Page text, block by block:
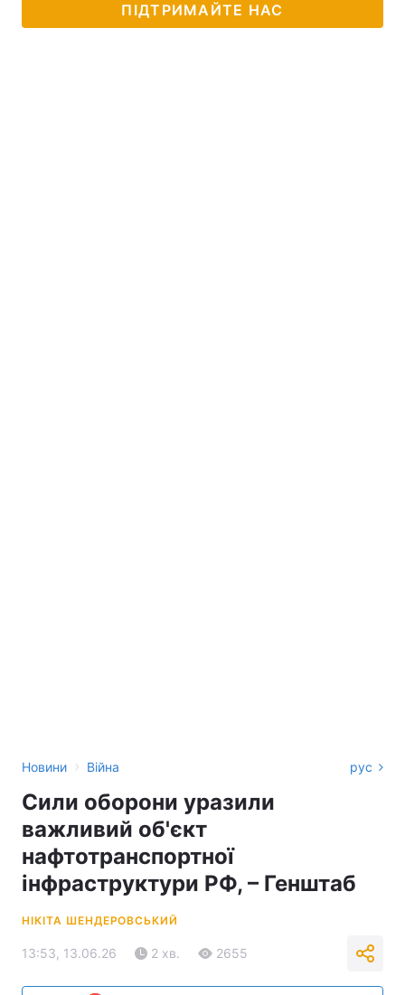
ПІДТРИМАЙТЕ НАС
Новини › Війна рус
Сили оборони уразили
важливий об'єкт
нафтотранспортної
інфраструктури РФ, – Генштаб
НІКІТА ШЕНДЕРОВСЬКИЙ
13:53, 13.06.26 2 хв. 2655